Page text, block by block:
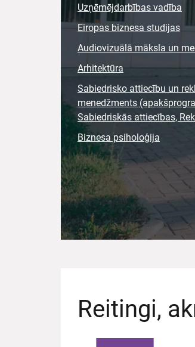
Uzņēmējdarbības vadība
Eiropas biznesa studijas
Audiovizuālā māksla un
Arhitektūra
Sabiedrisko attiecību un
menedžments
Sabiedriskās attiecības,
Biznesa psiholoģija
Reitingi,